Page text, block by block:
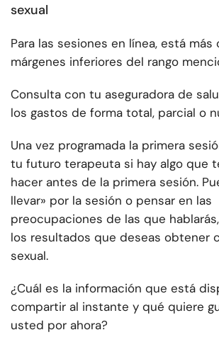
sexual
Para las sesiones en línea, está más
márgenes inferiores del rango
Consulta con tu aseguradora de
los gastos de forma total, parcial o
Una vez programada la primera
tu futuro terapeuta si hay algo que
hacer antes de la primera sesión.
llevar» por la sesión o pensar en las
preocupaciones de las que
los resultados que deseas obtener
sexual.
¿Cuál es la información que está
compartir al instante y qué quiere
usted por ahora?